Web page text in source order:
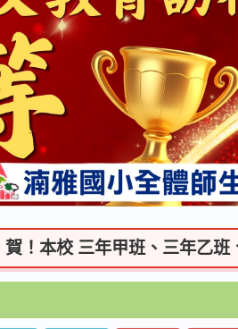
三年甲班、三年乙班、四年